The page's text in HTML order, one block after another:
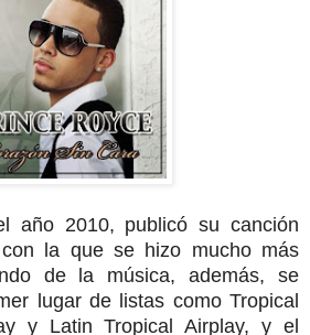
año 2010, publicó su canción
la que se hizo mucho más
de la música, además, se
lugar de listas como Tropical
y Latin Tropical Airplay, y el